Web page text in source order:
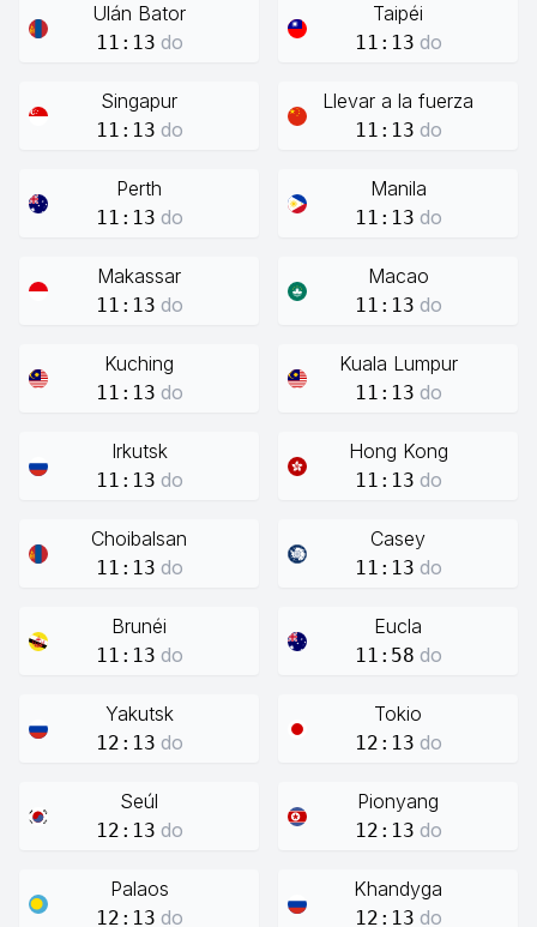
Ulán Bator
11:13 do
Taipéi
11:13 do
Singapur
11:13 do
Llevar a la fuerza
11:13 do
Perth
11:13 do
Manila
11:13 do
Makassar
11:13 do
Macao
11:13 do
Kuching
11:13 do
Kuala Lumpur
11:13 do
Irkutsk
11:13 do
Hong Kong
11:13 do
Choibalsan
11:13 do
Casey
11:13 do
Brunéi
11:13 do
Eucla
11:58 do
Yakutsk
12:13 do
Tokio
12:13 do
Seúl
12:13 do
Pionyang
12:13 do
Palaos
12:13 do
Khandyga
12:13 do